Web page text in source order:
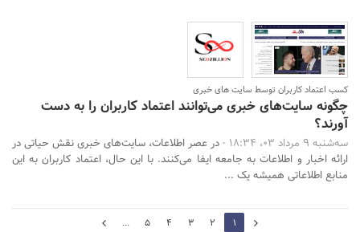
کسب اعتماد کاربران توسط سایت های خبری
چگونه سایت‌های خبری می‌توانند اعتماد کاربران را به دست
آورند؟
سه‌شنبه 9 مرداد 03، 18:34 -
در عصر اطلاعات، سایت‌های خبری نقش حیاتی در
ارائه اخبار و اطلاعات به جامعه ایفا می‌کنند. با این حال، اعتماد کاربران به این
منابع اطلاعاتی همیشه یک ...
0
1
2
3
4
5
...
2